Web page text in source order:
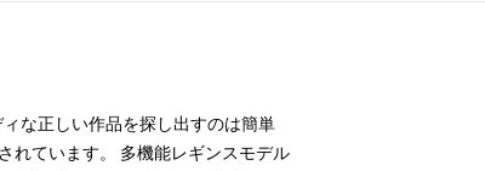
な正しい作品を探し出すのは簡単
れています。 多機能レギンスモデル